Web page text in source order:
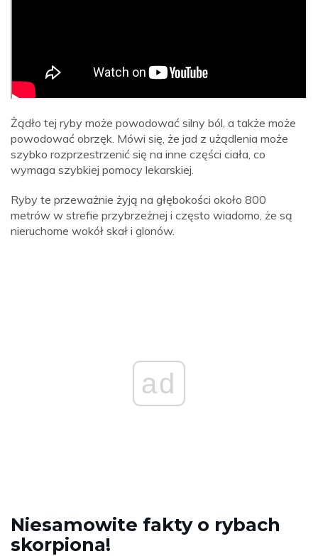
Żądło tej ryby może powodować silny ból, a także może
powodować obrzęk. Mówi się, że jad z użądlenia może
szybko rozprzestrzenić się na inne części ciała, co
wymaga szybkiej pomocy lekarskiej.
Ryby te przeważnie żyją na głębokości około 800
metrów w strefie przybrzeżnej i często wiadomo, że są
nieruchome wokół skał i glonów.
ad
Niesamowite fakty o rybach
skorpiona!